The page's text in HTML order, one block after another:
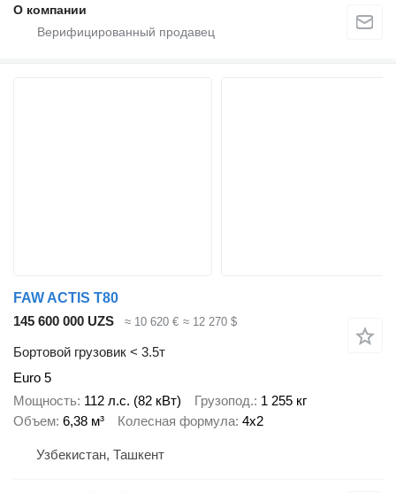
О компании
FAW ACTIS T80
145 600 000 UZS
≈ 10 620 € ≈ 12 270 $
Бортовой грузовик < 3.5т
Euro 5
Мощность 112 л.с. (82 кВт) Грузопод. 1 255 кг
Объем 6,38 м³ Колесная формула 4x2
Узбекистан, Ташкент